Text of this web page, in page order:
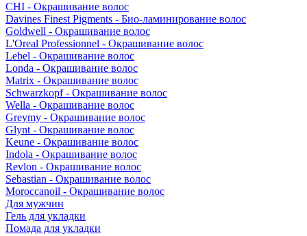
CHI - Окрашивание волос
Davines Finest Pigments - Био-ламинирование волос
Goldwell - Окрашивание волос
L'Oreal Professionnel - Окрашивание волос
Lebel - Окрашивание волос
Londa - Окрашивание волос
Matrix - Окрашивание волос
Schwarzkopf - Окрашивание волос
Wella - Окрашивание волос
Greymy - Окрашивание волос
Glynt - Окрашивание волос
Keune - Окрашивание волос
Indola - Окрашивание волос
Revlon - Окрашивание волос
Sebastian - Окрашивание волос
Moroccanoil - Окрашивание волос
Для мужчин
Гель для укладки
Помада для укладки